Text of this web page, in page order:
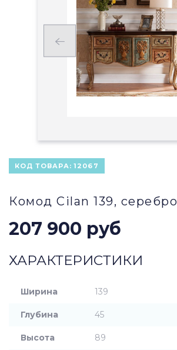
КОД ТОВАРА: 12067
Комод Cilan 139, серебро
207 900 руб
ХАРАКТЕРИСТИКИ
Ширина 139
Глубина 45
Высота 89